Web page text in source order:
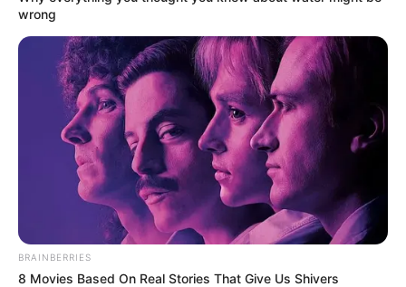
MANTÉNGASE EN ALERTA
Tenemos todas las noticias que le
interesan. Para estar bien informado, por
favor, active las notificaciones de Alerta.
ACTIVAR AHORA
TEMAS DESTACADOS
wrong
BRAINBERRIES
8 Movies Based On Real Stories That Give Us Shivers